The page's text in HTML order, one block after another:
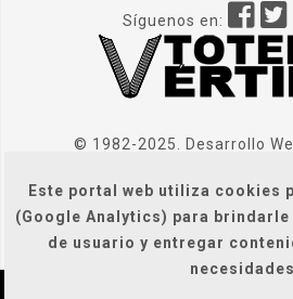
Este portal web utiliza cookies
(Google Analytics) para
de usuario y entregar
Síguenos en:
© 1982-2025. Desarrollo